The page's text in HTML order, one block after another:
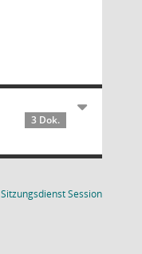
3 Dok.
SitzungsdienstSession(Wird in